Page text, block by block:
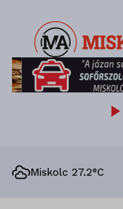
Miskolc 27.2°C